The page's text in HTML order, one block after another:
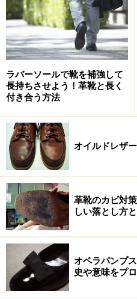
防水：皮革や生地に密閉効
着させることで、「通気性
双方の水を完全に通さなく
がその代表例です。
今回は実際のメカニズムを
いる商品についても、必要
いさせていただきます。
普段使いの靴に最適
通常のドレスシューズには
撥水スプレーがおすすめ。
ー3×3 \1,575。R&D 右
ラバーソールで靴を補強して
長持ちさせよう！革靴と長く
付き合う方法
オイルドレザ
革靴のカビ対
しい落とし方
オペラパンプ
史や意味をプ